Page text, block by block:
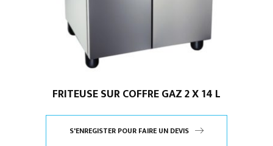
FRITEUSE SUR COFFRE GAZ 2 X 14 L
S'ENREGISTER POUR FAIRE UN DEVIS